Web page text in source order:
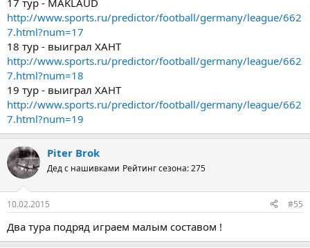
17 тур - MAKLAUD
http://www.sports.ru/predictor/football/germany/league/662
7.html?num=17
18 тур - выиграл ХАНТ
http://www.sports.ru/predictor/football/germany/league/662
7.html?num=18
19 тур - выиграл ХАНТ
http://www.sports.ru/predictor/football/germany/league/662
7.html?num=19
Piter Brok
Дед с нашивками Рейтинг сезона: 275
10.02.2015 #55
Два тура подряд играем малым составом !